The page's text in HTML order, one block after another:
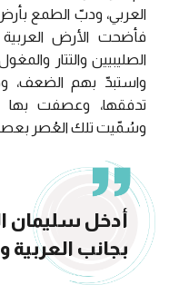
العربي، ودبّ الطمع
فأضحت الأرض
الصليبيين والتتار
واستبدّ بهم الضعف،
تدفقها، وعصفت بها
وسُمّيت تلك العُصر
أدخل سليمان
بجانب العربية